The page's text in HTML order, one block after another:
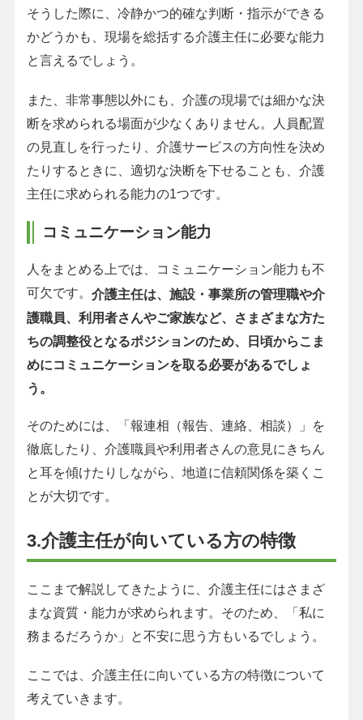
そうした際に、冷静かつ的確な判断・指示ができる
かどうかも、現場を総括する介護主任に必要な能力
と言えるでしょう。
また、非常事態以外にも、介護の現場では細かな決
断を求められる場面が少なくありません。人員配置
の見直しを行ったり、介護サービスの方向性を決め
たりするときに、適切な決断を下せることも、介護
主任に求められる能力の1つです。
コミュニケーション能力
人をまとめる上では、コミュニケーション能力も不
可欠です。 介護主任は、施設・事業所の管理職や介
護職員、利用者さんやご家族など、さまざまな方た
ちの調整役となるポジションのため、日頃からこま
めにコミュニケーションを取る必要があるでしょ
う。
そのためには、「報連相（報告、連絡、相談）」を
徹底したり、介護職員や利用者さんの意見にきちん
と耳を傾けたりしながら、地道に信頼関係を築くこ
とが大切です。
3.介護主任が向いている方の特徴
ここまで解説してきたように、介護主任にはさまざ
まな資質・能力が求められます。そのため、「私に
務まるだろうか」と不安に思う方もいるでしょう。
ここでは、介護主任に向いている方の特徴について
考えていきます。